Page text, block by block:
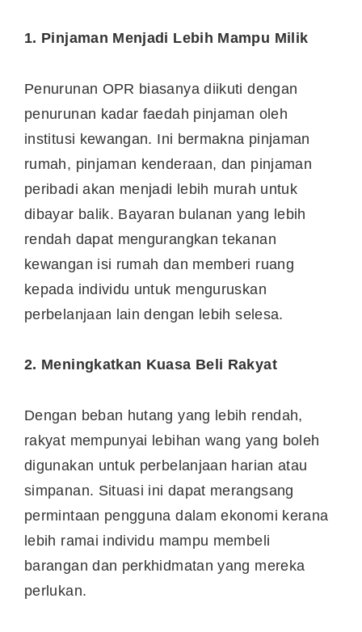
1. Pinjaman Menjadi Lebih Mampu Milik
Penurunan OPR biasanya diikuti dengan
penurunan kadar faedah pinjaman oleh
institusi kewangan. Ini bermakna pinjaman
rumah, pinjaman kenderaan, dan pinjaman
peribadi akan menjadi lebih murah untuk
dibayar balik. Bayaran bulanan yang lebih
rendah dapat mengurangkan tekanan
kewangan isi rumah dan memberi ruang
kepada individu untuk menguruskan
perbelanjaan lain dengan lebih selesa.
2. Meningkatkan Kuasa Beli Rakyat
Dengan beban hutang yang lebih rendah,
rakyat mempunyai lebihan wang yang boleh
digunakan untuk perbelanjaan harian atau
simpanan. Situasi ini dapat merangsang
permintaan pengguna dalam ekonomi kerana
lebih ramai individu mampu membeli
barangan dan perkhidmatan yang mereka
perlukan.